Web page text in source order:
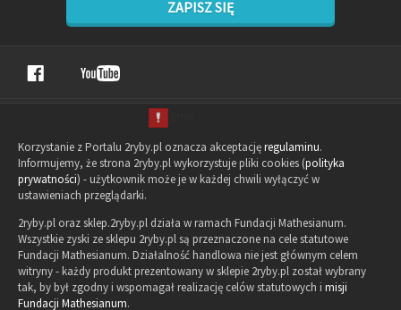
ZAPISZ SIĘ
Korzystanie z Portalu 2ryby.pl oznacza akceptacjęregulaminu.
Informujemy, że strona 2ryby.pl wykorzystuje pliki cookies (polityka
prywatności) - użytkownik może je w każdej chwili wyłączyć w
ustawieniach przeglądarki.
2ryby.pl oraz sklep.2ryby.pl działa w ramach Fundacji Mathesianum.
Wszystkie zyski ze sklepu 2ryby.pl są przeznaczone na cele statutowe
Fundacji Mathesianum. Działalność handlowa nie jest głównym celem
witryny - każdy produkt prezentowany w sklepie 2ryby.pl został wybrany
tak, by był zgodny i wspomagał realizację celów statutowych i misji
Fundacji Mathesianum.